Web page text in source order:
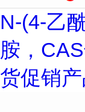
N-(4-乙
胺，
货促销